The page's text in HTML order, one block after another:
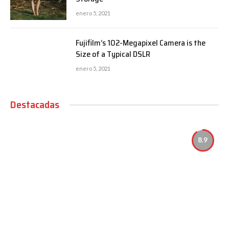
enero 5, 2021
Fujifilm’s 102-Megapixel Camera is the
Size of a Typical DSLR
enero 5, 2021
Destacadas
8.9